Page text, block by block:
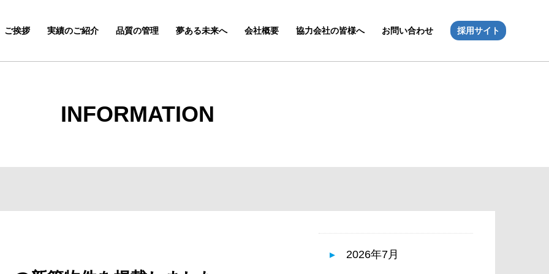
ご挨拶 実績のご紹介 品質の管理 夢ある未来へ 会社概要 協力会社の皆様へ お問い合わせ 採用サイト
INFORMATION
2026年7月